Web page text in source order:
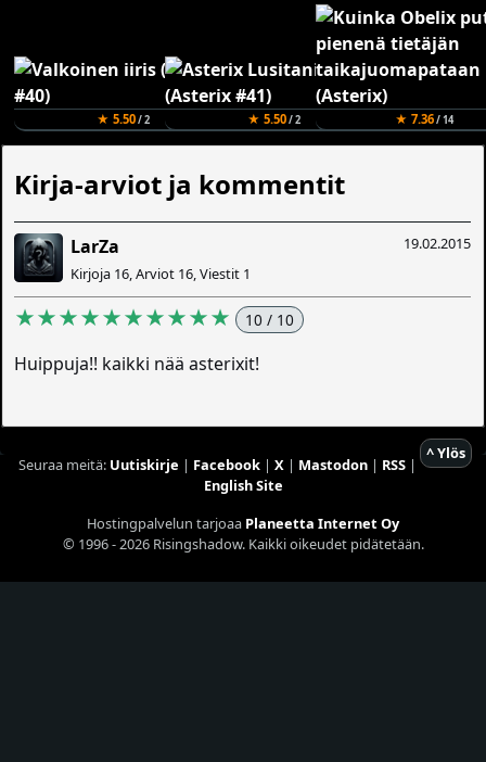
★ 5.50/ 2 ★ 5.50/ 2 ★ 7.36/ 14
Kirja-arviot ja kommentit
19.02.2015
LarZa
Kirjoja 16, Arviot 16, Viestit 1
★★★★★★★★★★ 10 / 10
Huippuja!! kaikki nää asterixit!
^ Ylös
Seuraa meitä: Uutiskirje | Facebook| X| Mastodon| RSS|
English Site
Hostingpalvelun tarjoaa Planeetta Internet Oy
© 1996 - 2026 Risingshadow. Kaikki oikeudet pidätetään.